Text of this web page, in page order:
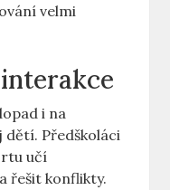
velmi
i na
Předškoláci
učí
řešit konflikty.